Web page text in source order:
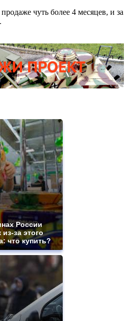
чуть более 4 месяцев, и за
России
за этого
что купить?